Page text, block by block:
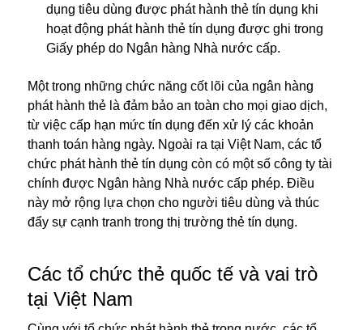
dụng tiêu dùng được phát hành thẻ tín dụng khi
hoạt động phát hành thẻ tín dụng được ghi trong
Giấy phép do Ngân hàng Nhà nước cấp.
Một trong những chức năng cốt lõi của ngân hàng
phát hành thẻ là đảm bảo an toàn cho mọi giao dịch,
từ việc cấp hạn mức tín dụng đến xử lý các khoản
thanh toán hàng ngày. Ngoài ra tại Việt Nam, các tổ
chức phát hành thẻ tín dụng còn có một số công ty tài
chính được Ngân hàng Nhà nước cấp phép. Điều
này mở rộng lựa chọn cho người tiêu dùng và thúc
đẩy sự cạnh tranh trong thị trường thẻ tín dụng.
Các tổ chức thẻ quốc tế và vai trò
tại Việt Nam